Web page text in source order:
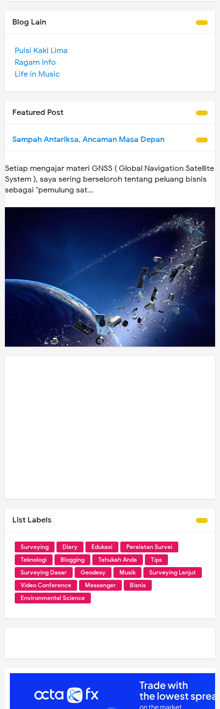
Blog Lain
Puisi Kaki Lima
Ragam Info
Life in Music
Featured Post
Sampah Antariksa, Ancaman Masa Depan
Setiap mengajar materi GNSS ( Global Navigation Satellite
System ), saya sering berseloroh tentang peluang bisnis
sebagai "pemulung sat...
List Labels
Surveying Diary Edukasi
Peralatan Survei
Teknologi
Blogging Tahukah Anda
Tips
Surveying Dasar
Geodesy Musik
Surveying Lanjut
Video Conference
Messenger
Bisnis
Environmental Science